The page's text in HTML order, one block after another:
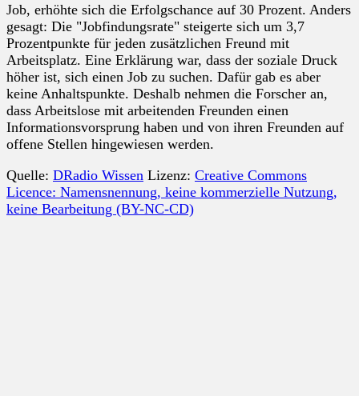
Job, erhöhte sich die Erfolgschance auf 30 Prozent. Anders
gesagt: Die "Jobfindungsrate" steigerte sich um 3,7
Prozentpunkte für jeden zusätzlichen Freund mit
Arbeitsplatz. Eine Erklärung war, dass der soziale Druck
höher ist, sich einen Job zu suchen. Dafür gab es aber
keine Anhaltspunkte. Deshalb nehmen die Forscher an,
dass Arbeitslose mit arbeitenden Freunden einen
Informationsvorsprung haben und von ihren Freunden auf
offene Stellen hingewiesen werden.
Quelle: DRadio Wissen Lizenz: Creative Commons
Licence: Namensnennung, keine kommerzielle Nutzung,
keine Bearbeitung (BY-NC-CD)